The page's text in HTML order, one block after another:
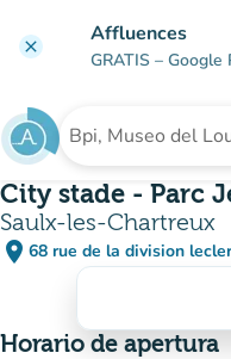
clear Affluences
GRATIS – Google
Buscar un
City stade - Parc
Saulx-les-Chartreux
place 68 rue de la division
Horario de apertura